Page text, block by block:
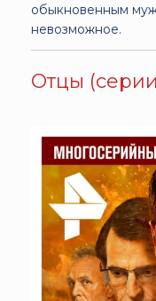
обыкновенным
невозможное.
Отцы (серии